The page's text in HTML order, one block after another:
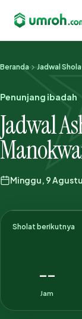
Beranda Jadwal
Penunjang ibadah
Jadwal
Minggu, 9
Sholat berikutnya
--
Jam